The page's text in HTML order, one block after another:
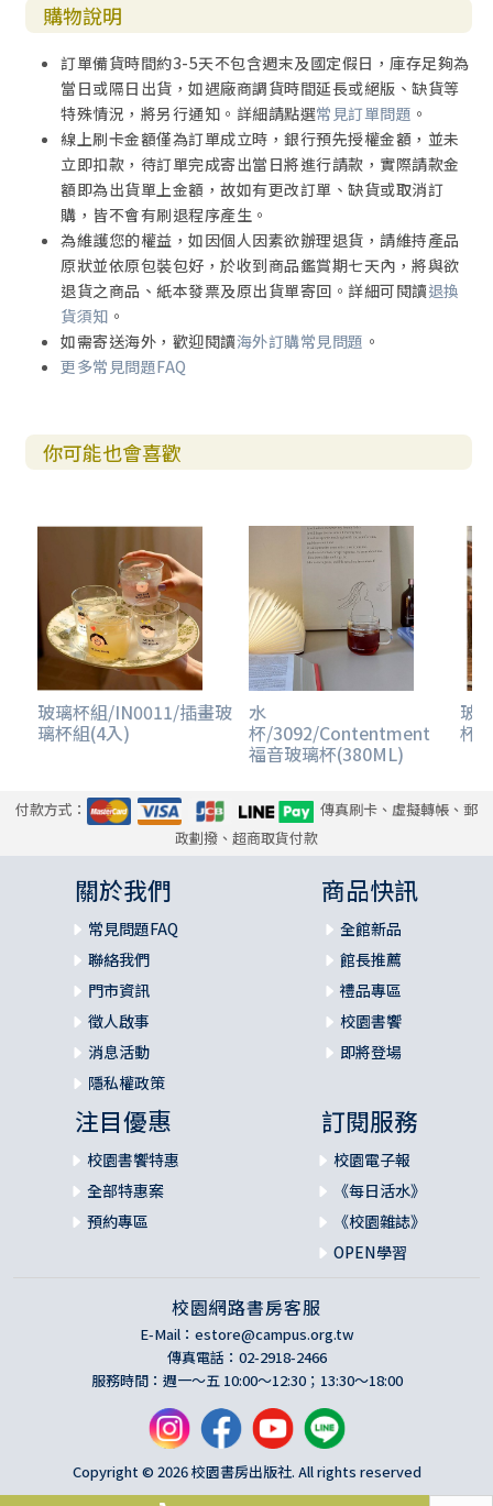
購物說明
訂單備貨時間約3-5天不包含週末及國定假日，庫存足夠為
當日或隔日出貨，如遇廠商調貨時間延長或絕版、缺貨等
特殊情況，將另行通知。詳細請點選常見訂單問題 。
線上刷卡金額僅為訂單成立時，銀行預先授權金額，並未
立即扣款，待訂單完成寄出當日將進行請款，實際請款金
額即為出貨單上金額，故如有更改訂單、缺貨或取消訂
購，皆不會有刷退程序產生。
為維護您的權益，如因個人因素欲辦理退貨，請維持產品
原狀並依原包裝包好，於收到商品鑑賞期七天內，將與欲
退貨之商品、紙本發票及原出貨單寄回。詳細可閱讀退換
貨須知 。
如需寄送海外，歡迎閱讀海外訂購常見問題 。
更多常見問題FAQ
你可能也會喜歡
玻璃杯組/IN0011/插畫玻
璃杯組(4入)
水
杯/3092/Contentment
福音玻璃杯(380ML)
玻
杯
付款方式：
傳真刷卡、虛擬轉帳、郵
政劃撥、超商取貨付款
關於我們
常見問題FAQ
聯絡我們
門市資訊
徵人啟事
消息活動
隱私權政策
商品快訊
全館新品
館長推薦
禮品專區
校園書饗
即將登場
注目優惠
校園書饗特惠
全部特惠案
預約專區
訂閱服務
校園電子報
《每日活水》
《校園雜誌》
OPEN學習
校園網路書房客服
E-Mail： estore@campus.org.tw
傳真電話：02-2918-2466
服務時間：週一～五 10:00～12:30；13:30～18:00
Copyright © 2026 校園書房出版社. All rights reserved